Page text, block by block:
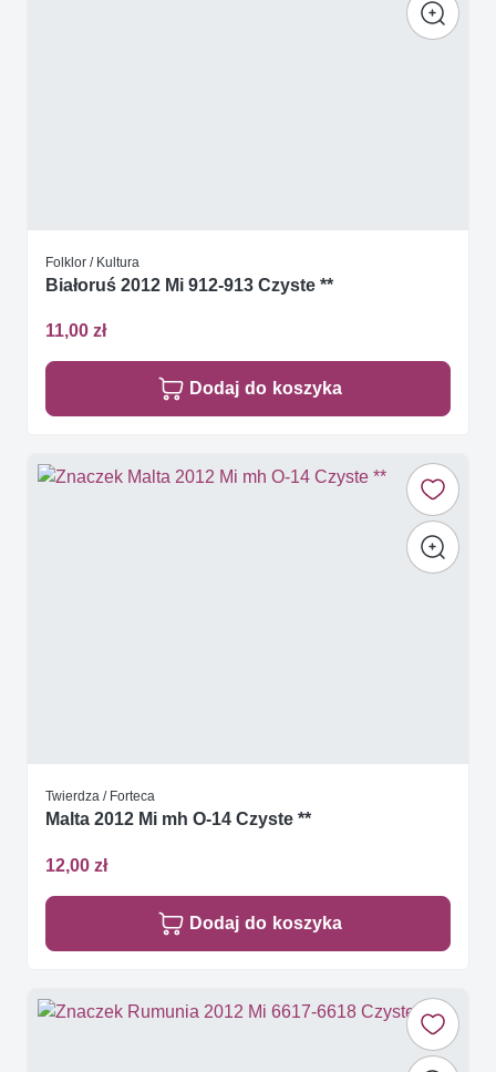
Folklor / Kultura
Białoruś 2012 Mi 912-913 Czyste **
11,00 zł
Dodaj do koszyka
Twierdza / Forteca
Malta 2012 Mi mh O-14 Czyste **
12,00 zł
Dodaj do koszyka